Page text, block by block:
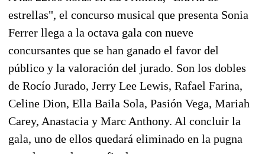
estrellas", el concurso musical que presenta Sonia
Ferrer llega a la octava gala con nueve
concursantes que se han ganado el favor del
público y la valoración del jurado. Son los dobles
de Rocío Jurado, Jerry Lee Lewis, Rafael Farina,
Celine Dion, Ella Baila Sola, Pasión Vega, Mariah
Carey, Anastacia y Marc Anthony. Al concluir la
gala, uno de ellos quedará eliminado en la pugna